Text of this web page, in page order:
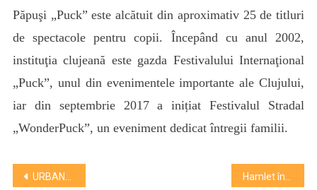
Păpuşi „Puck” este alcătuit din aproximativ 25 de titluri
de spectacole pentru copii. Începând cu anul 2002,
instituţia clujeană este gazda Festivalului Internaţional
„Puck”, unul din evenimentele importante ale Clujului,
iar din septembrie 2017 a inițiat Festivalul Stradal
„WonderPuck”, un eveniment dedicat întregii familii.
Navigare
URBANO Shopping & Living s-a deschis azi. O investiție de 100 milioane de euro!